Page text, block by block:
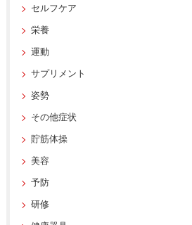
セルフケア
栄養
運動
サプリメント
姿勢
その他症状
貯筋体操
美容
予防
研修